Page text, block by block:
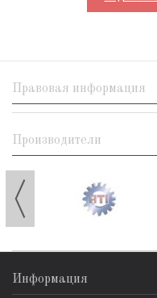
Правовая информация
Производители
Информация